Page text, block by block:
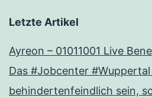
Letzte Artikel
Ayreon – 01011001 Live
Das #Jobcenter
behindertenfeindlich sein,